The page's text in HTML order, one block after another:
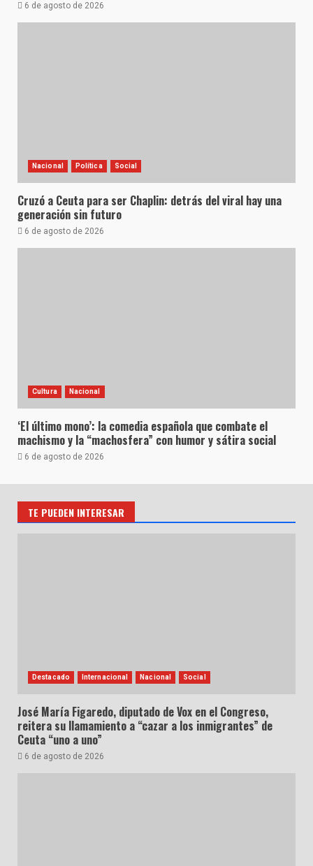
6 de agosto de 2026
Nacional Política Social
Cruzó a Ceuta para ser Chaplin: detrás del viral hay una
generación sin futuro
6 de agosto de 2026
Cultura Nacional
‘El último mono’: la comedia española que combate el
machismo y la “machosfera” con humor y sátira social
6 de agosto de 2026
TE PUEDEN INTERESAR
Destacado Internacional Nacional Social
José María Figaredo, diputado de Vox en el Congreso,
reitera su llamamiento a “cazar a los inmigrantes” de
Ceuta “uno a uno”
6 de agosto de 2026